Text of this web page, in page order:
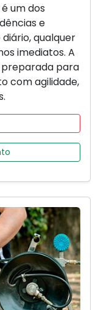
um dos
e
qualquer
imediatos. A
preparada para
com agilidade,